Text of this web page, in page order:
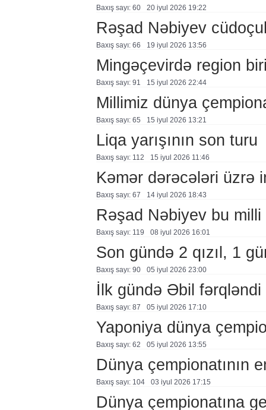
Baxış sayı: 60 20 i̇yul 2026 19:22
Rəşad Nəbiyev
Baxış sayı: 66 19 i̇yul 2026 13:56
Mingəçevirdə region
Baxış sayı: 91 15 i̇yul 2026 22:44
Millimiz dünya
Baxış sayı: 65 15 i̇yul 2026 13:21
Liqa yarışının son turu
Baxış sayı: 112 15 i̇yul 2026 11:46
Kəmər dərəcələri üzrə
Baxış sayı: 67 14 i̇yul 2026 18:43
Rəşad Nəbiyev bu
Baxış sayı: 119 08 i̇yul 2026 16:01
Son gündə 2 qızıl, 1
Baxış sayı: 90 05 i̇yul 2026 23:00
İlk gündə Əbil fərqləndi
Baxış sayı: 87 05 i̇yul 2026 17:10
Yaponiya dünya
Baxış sayı: 62 05 i̇yul 2026 13:55
Dünya çempionatının
Baxış sayı: 104 03 i̇yul 2026 17:15
Dünya çempionatına